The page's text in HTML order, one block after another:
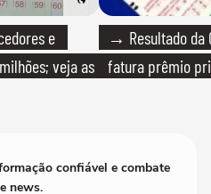
e
veja as
→ Resultado da
fatura prêmio
confiável e combate
news.